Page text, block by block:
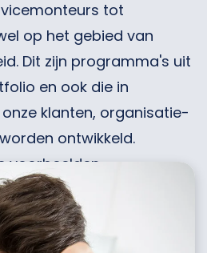
tot
op het gebied van
Dit zijn programma's uit
en ook die in
klanten, organisatie-
ontwikkeld.
voorbeelden.